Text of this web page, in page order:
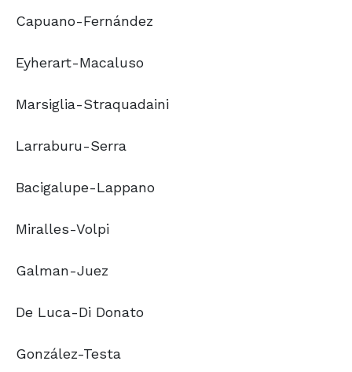
Capuano-Fernández
Eyherart-Macaluso
Marsiglia-Straquadaini
Larraburu-Serra
Bacigalupe-Lappano
Miralles-Volpi
Galman-Juez
De Luca-Di Donato
González-Testa